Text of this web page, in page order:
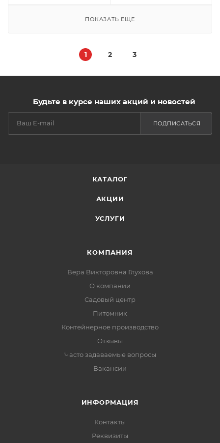
ПОКАЗАТЬ ЕЩЕ
1 2 3
Будьте в курсе наших акций и новостей
ПОДПИСАТЬСЯ
КАТАЛОГ
АКЦИИ
УСЛУГИ
КОМПАНИЯ
Вера Викторовна Глухова
О компании
Садовый центр
Питомник
Контейнерное производство
Отзывы
Часто задаваемые вопросы
Вакансии
ИНФОРМАЦИЯ
Контакты
Реквизиты